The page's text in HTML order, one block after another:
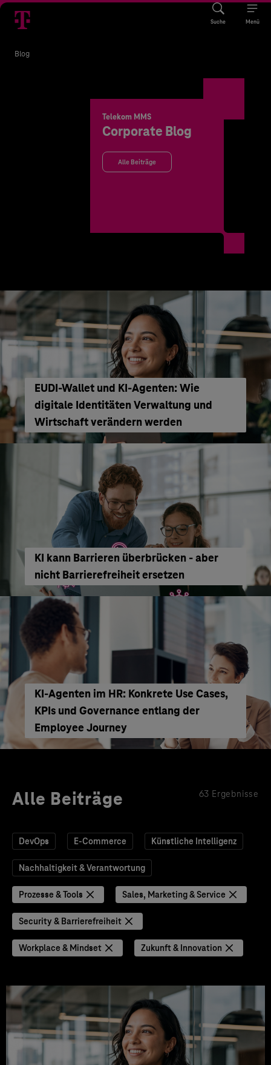
Suche Menü
Blog
Telekom MMS
Corporate Blog
Alle Beiträge
EUDI-Wallet und KI-Agenten: Wie
digitale Identitäten Verwaltung und
Wirtschaft verändern werden
KI kann Barrieren überbrücken - aber
nicht Barrierefreiheit ersetzen
KI‑Agenten im HR: Konkrete Use Cases,
KPIs und Governance entlang der
Employee Journey
Alle Beiträge 63 Ergebnisse
DevOps E-Commerce Künstliche Intelligenz
Nachhaltigkeit & Verantwortung
Prozesse & Tools Sales, Marketing & Service
Security & Barrierefreiheit
Workplace & Mindset Zukunft & Innovation